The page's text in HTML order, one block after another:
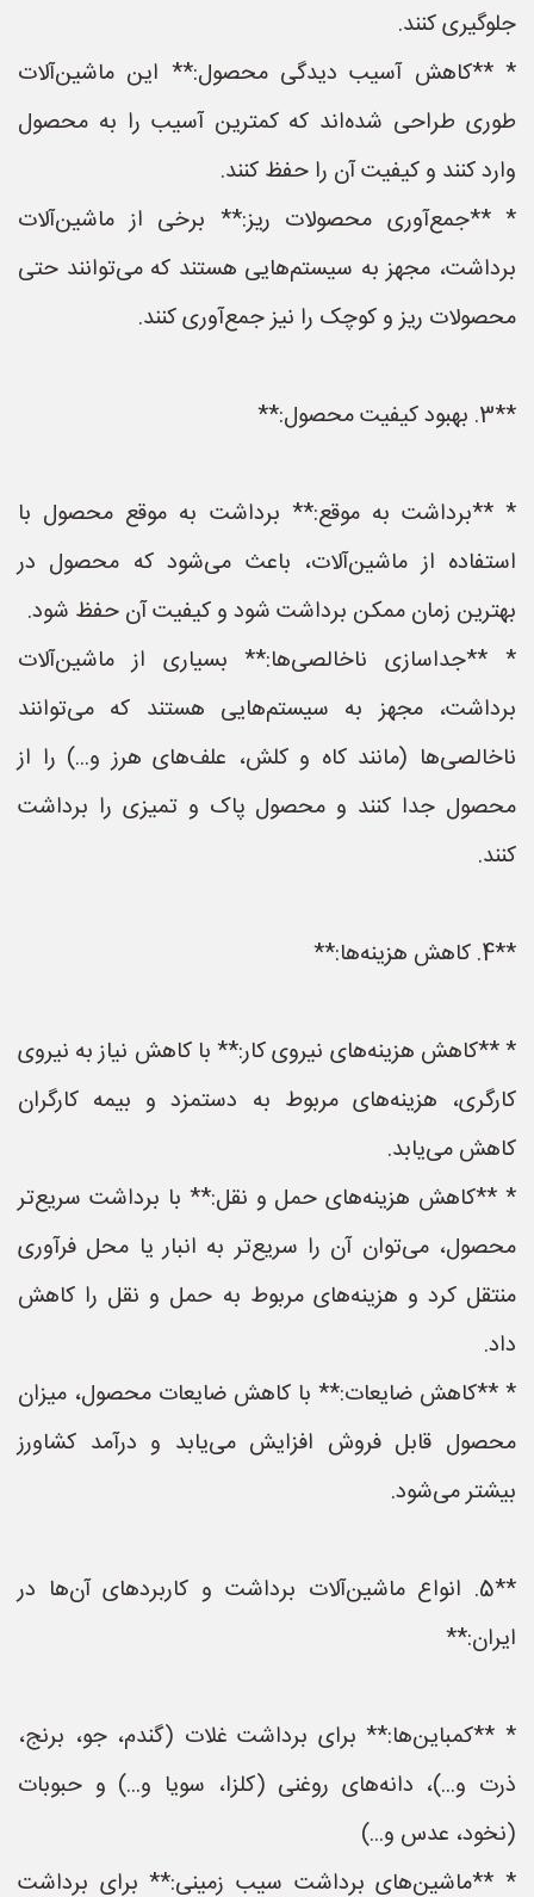
جلوگیری کنند.
* **کاهش آسیب دیدگی محصول:** این ماشین‌آلات
طوری طراحی شده‌اند که کمترین آسیب را به محصول
وارد کنند و کیفیت آن را حفظ کنند.
* **جمع‌آوری محصولات ریز:** برخی از ماشین‌آلات
برداشت، مجهز به سیستم‌هایی هستند که می‌توانند حتی
محصولات ریز و کوچک را نیز جمع‌آوری کنند.
**3. بهبود کیفیت محصول:**
* **برداشت به موقع:** برداشت به موقع محصول با
استفاده از ماشین‌آلات، باعث می‌شود که محصول در
بهترین زمان ممکن برداشت شود و کیفیت آن حفظ شود.
* **جداسازی ناخالصی‌ها:** بسیاری از ماشین‌آلات
برداشت، مجهز به سیستم‌هایی هستند که می‌توانند
ناخالصی‌ها (مانند کاه و کلش، علف‌های هرز و...) را از
محصول جدا کنند و محصول پاک و تمیزی را برداشت
کنند.
**4. کاهش هزینه‌ها:**
* **کاهش هزینه‌های نیروی کار:** با کاهش نیاز به نیروی
کارگری، هزینه‌های مربوط به دستمزد و بیمه کارگران
کاهش می‌یابد.
* **کاهش هزینه‌های حمل و نقل:** با برداشت سریع‌تر
محصول، می‌توان آن را سریع‌تر به انبار یا محل فرآوری
منتقل کرد و هزینه‌های مربوط به حمل و نقل را کاهش
داد.
* **کاهش ضایعات:** با کاهش ضایعات محصول، میزان
محصول قابل فروش افزایش می‌یابد و درآمد کشاورز
بیشتر می‌شود.
**5. انواع ماشین‌آلات برداشت و کاربردهای آن‌ها در
ایران:**
* **کمباین‌ها:** برای برداشت غلات (گندم، جو، برنج،
ذرت و...)، دانه‌های روغنی (کلزا، سویا و...) و حبوبات
(نخود، عدس و...)
* **ماشین‌های برداشت سیب زمینی:** برای برداشت